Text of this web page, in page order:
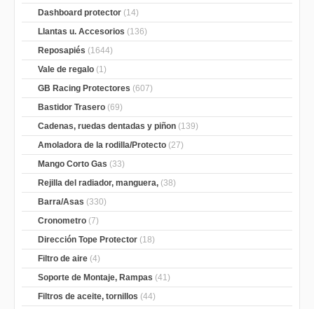
Dashboard protector (14)
Llantas u. Accesorios (136)
Reposapiés (1644)
Vale de regalo (1)
GB Racing Protectores (607)
Bastidor Trasero (69)
Cadenas, ruedas dentadas y piñon (139)
Amoladora de la rodilla/Protecto (27)
Mango Corto Gas (33)
Rejilla del radiador, manguera, (38)
Barra/Asas (330)
Cronometro (7)
Dirección Tope Protector (18)
Filtro de aire (4)
Soporte de Montaje, Rampas (41)
Filtros de aceite, tornillos (44)